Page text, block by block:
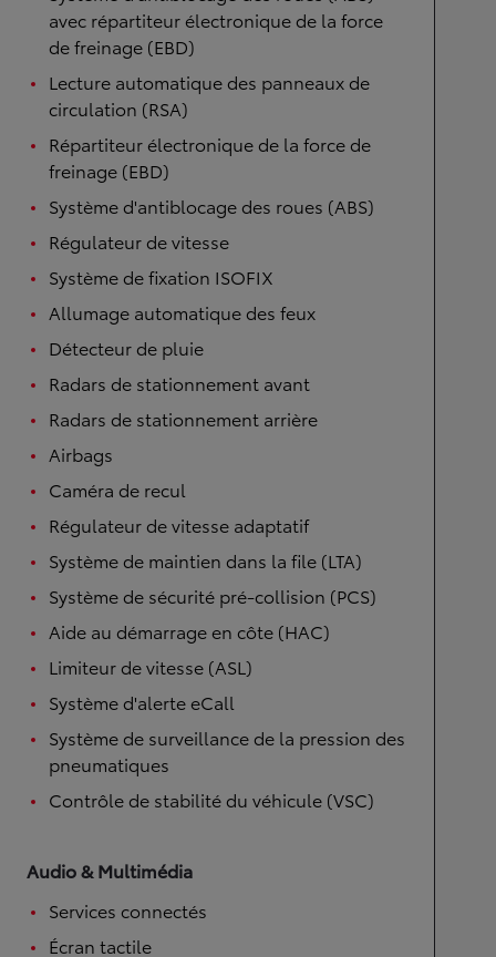
avec répartiteur électronique de la force
de freinage (EBD)
Lecture automatique des panneaux de
circulation (RSA)
Répartiteur électronique de la force de
freinage (EBD)
Système d'antiblocage des roues (ABS)
Régulateur de vitesse
Système de fixation ISOFIX
Allumage automatique des feux
Détecteur de pluie
Radars de stationnement avant
Radars de stationnement arrière
Airbags
Caméra de recul
Régulateur de vitesse adaptatif
Système de maintien dans la file (LTA)
Système de sécurité pré-collision (PCS)
Aide au démarrage en côte (HAC)
Limiteur de vitesse (ASL)
Système d'alerte eCall
Système de surveillance de la pression des
pneumatiques
Contrôle de stabilité du véhicule (VSC)
Audio & Multimédia
Services connectés
Écran tactile